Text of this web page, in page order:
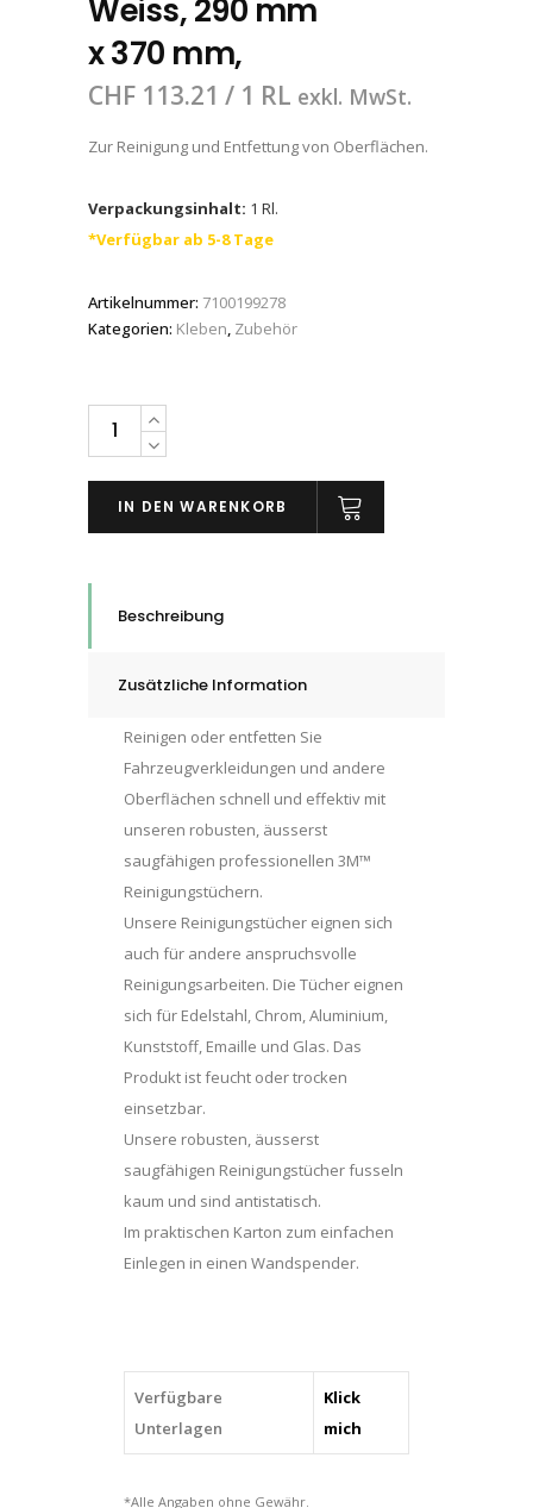
Weiss, 290 mm
x 370 mm,
CHF 113.21 / 1 RL exkl. MwSt.
Zur Reinigung und Entfettung von Oberflächen.
Verpackungsinhalt: 1 Rl.
*Verfügbar ab 5-8 Tage
Artikelnummer: 7100199278
Kategorien: Kleben, Zubehör
3M™
Reinigungstuch,
Weiss,
quantity
IN DEN WARENKORB
Beschreibung
Zusätzliche Information
Reinigen oder entfetten Sie
Fahrzeugverkleidungen und andere
Oberflächen schnell und effektiv mit
unseren robusten, äusserst
saugfähigen professionellen 3M™
Reinigungstüchern.
Unsere Reinigungstücher eignen sich
auch für andere anspruchsvolle
Reinigungsarbeiten. Die Tücher eignen
sich für Edelstahl, Chrom, Aluminium,
Kunststoff, Emaille und Glas. Das
Produkt ist feucht oder trocken
einsetzbar.
Unsere robusten, äusserst
saugfähigen Reinigungstücher fusseln
kaum und sind antistatisch.
Im praktischen Karton zum einfachen
Einlegen in einen Wandspender.
Verfügbare
Unterlagen
Klick
mich
*Alle Angaben ohne Gewähr.